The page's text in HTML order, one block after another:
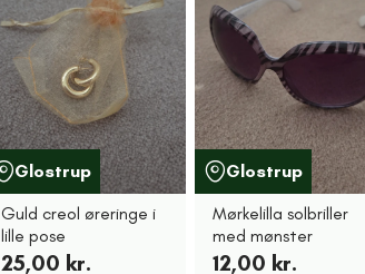
Glostrup
Guld creol øreringe i
lille pose
25,00 kr.
Glostrup
Mørkelilla solbriller
med mønster
12,00 kr.